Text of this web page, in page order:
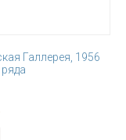
Галлерея, 1956